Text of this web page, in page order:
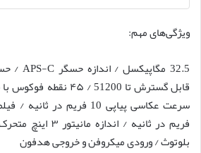
ویژگی‌های مهم:
بلوتوث / ورودی میکروفن و خروجی هدفون